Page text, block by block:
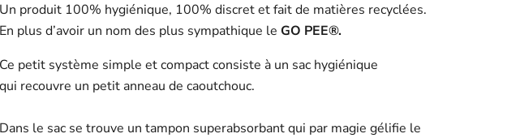
Un produit 100% hygiénique, 100% discret et fait de matières recyclées.
En plus d’avoir un nom des plus sympathique le GO PEE®.
Ce petit système simple et compact consiste à un sac hygiénique
qui recouvre un petit anneau de caoutchouc.
Dans le sac se trouve un tampon superabsorbant qui par magie gélifie le